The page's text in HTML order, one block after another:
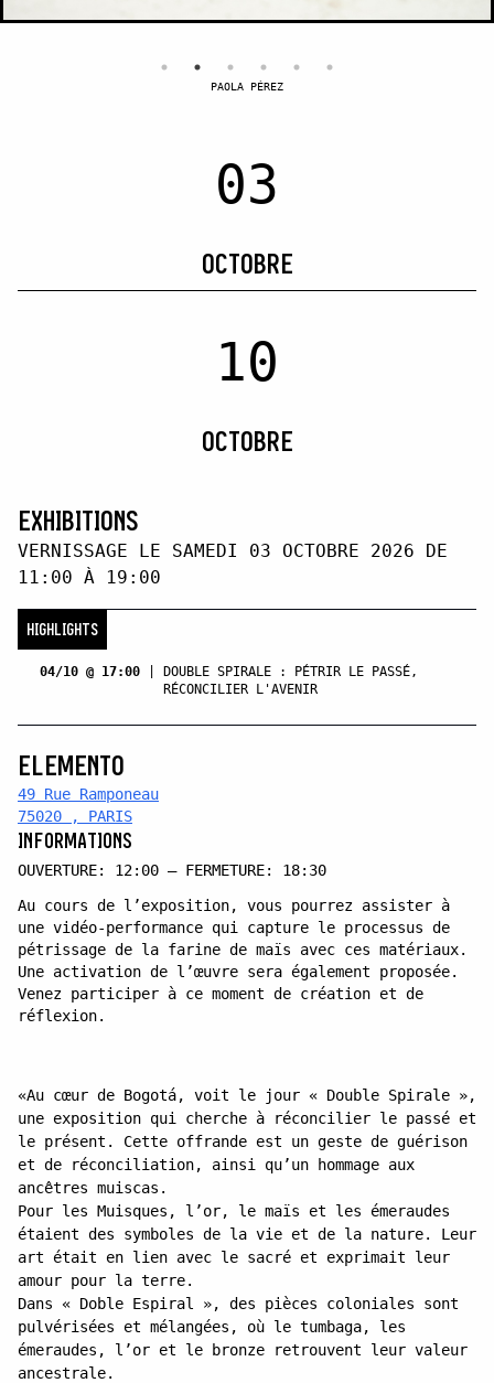
PAOLA PÉREZ
03
OCTOBRE
10
OCTOBRE
EXHIBITIONS
VERNISSAGE LE SAMEDI 03 OCTOBRE 2026 DE
11:00 À 19:00
HIGHLIGHTS
04/10 @ 17:00
DOUBLE SPIRALE : PÉTRIR LE PASSÉ,
RÉCONCILIER L'AVENIR
ELEMENTO
49 Rue Ramponeau
75020 , PARIS
INFORMATIONS
OUVERTURE: 12:00 — FERMETURE: 18:30
Au cours de l’exposition, vous pourrez assister à
une vidéo-performance qui capture le processus de
pétrissage de la farine de maïs avec ces matériaux.
Une activation de l’œuvre sera également proposée.
Venez participer à ce moment de création et de
réflexion.
«Au cœur de Bogotá, voit le jour « Double Spirale »,
une exposition qui cherche à réconcilier le passé et
le présent. Cette offrande est un geste de guérison
et de réconciliation, ainsi qu’un hommage aux
ancêtres muiscas.
Pour les Muisques, l’or, le maïs et les émeraudes
étaient des symboles de la vie et de la nature. Leur
art était en lien avec le sacré et exprimait leur
amour pour la terre.
Dans « Doble Espiral », des pièces coloniales sont
pulvérisées et mélangées, où le tumbaga, les
émeraudes, l’or et le bronze retrouvent leur valeur
ancestrale.